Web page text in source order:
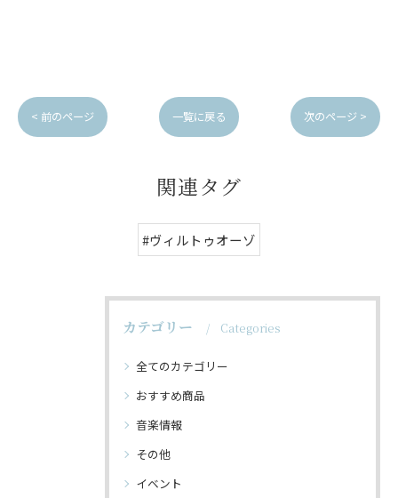
< 前のページ 一覧に戻る 次のページ >
関連タグ
#ヴィルトゥオーゾ
カテゴリー Categories
全てのカテゴリー
おすすめ商品
音楽情報
その他
イベント